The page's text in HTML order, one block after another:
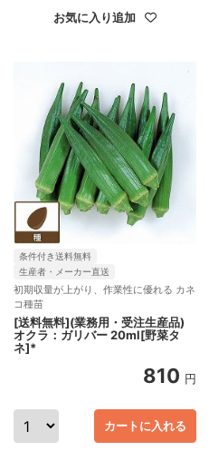
お気に入り追加
条件付き送料無料
生産者・メーカー直送
初期収量が上がり、作業性に優れる カネ
コ種苗
[送料無料](業務用・受注生産品)
オクラ：ガリバー 20ml[野菜タ
ネ]*
810 円
カートに入れる